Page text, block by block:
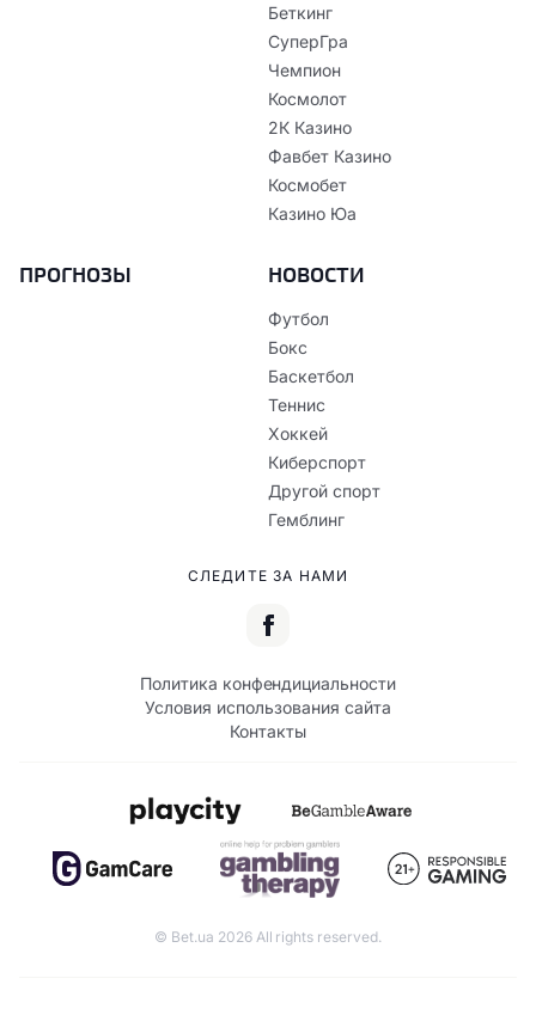
Беткинг
СуперГра
Чемпион
Космолот
2К Казино
Фавбет Казино
Космобет
Казино Юа
ПРОГНОЗЫ НОВОСТИ
Футбол
Бокс
Баскетбол
Теннис
Хоккей
Киберспорт
Другой спорт
Гемблинг
СЛЕДИТЕ ЗА НАМИ
Политика конфендициальности
Условия использования сайта
Контакты
© Bet.ua 2026 All rights reserved.